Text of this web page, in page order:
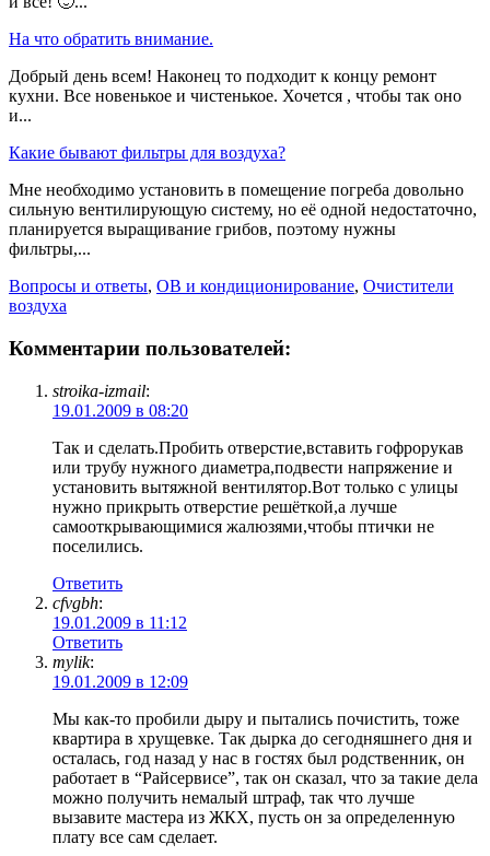
На что обратить внимание.
Добрый день всем! Наконец то подходит к концу ремонт
кухни. Все новенькое и чистенькое. Хочется , чтобы так оно
и...
Какие бывают фильтры для воздуха?
Мне необходимо установить в помещение погреба довольно
сильную вентилирующую систему, но её одной недостаточно,
планируется выращивание грибов, поэтому нужны
фильтры,...
Вопросы и ответы, ОВ и кондиционирование, Очистители
воздуха
Комментарии пользователей:
stroika-izmail:
19.01.2009 в 08:20
Так и сделать.Пробить отверстие,вставить гофрорукав
или трубу нужного диаметра,подвести напряжение и
установить вытяжной вентилятор.Вот только с улицы
нужно прикрыть отверстие решёткой,а лучше
самооткрывающимися жалюзями,чтобы птички не
поселились.
Ответить
cfvgbh:
19.01.2009 в 11:12
Ответить
mylik:
19.01.2009 в 12:09
Мы как-то пробили дыру и пытались почистить, тоже
квартира в хрущевке. Так дырка до сегодняшнего дня и
осталась, год назад у нас в гостях был родственник, он
работает в “Райсервисе”, так он сказал, что за такие дела
можно получить немалый штраф, так что лучше
вызавите мастера из ЖКХ, пусть он за определенную
плату все сам сделает.